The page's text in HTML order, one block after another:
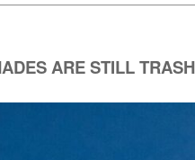
ARE STILL TRASH